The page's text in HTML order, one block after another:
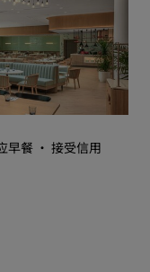
早餐 · 接受信用